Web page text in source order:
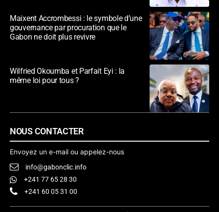
Maixent Accrombessi : le symbole d’une
gouvernance par procuration que le
Gabon ne doit plus revivre
Wilfried Okoumba et Parfait Eyi : la
même loi pour tous ?
NOUS CONTACTER
Envoyez un e-mail ou appelez-nous
info@gabonclic.info
+241 77 65 28 30
+241 60 05 31 00